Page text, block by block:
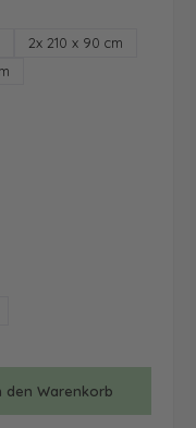
2x 210 x 90 cm
verfügbar.)
den Warenkorb